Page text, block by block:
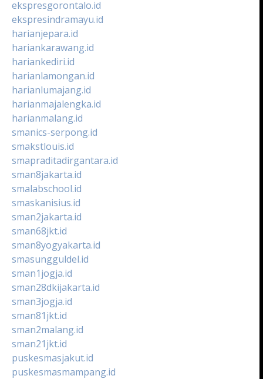
ekspresgorontalo.id
ekspresindramayu.id
harianjepara.id
hariankarawang.id
hariankediri.id
harianlamongan.id
harianlumajang.id
harianmajalengka.id
harianmalang.id
smanics-serpong.id
smakstlouis.id
smapraditadirgantara.id
sman8jakarta.id
smalabschool.id
smaskanisius.id
sman2jakarta.id
sman68jkt.id
sman8yogyakarta.id
smasungguldel.id
sman1jogja.id
sman28dkijakarta.id
sman3jogja.id
sman81jkt.id
sman2malang.id
sman21jkt.id
puskesmasjakut.id
puskesmasmampang.id